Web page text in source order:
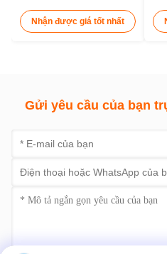
30tNhận được giá tốt nhất
Gửi yêu cầu của bạn